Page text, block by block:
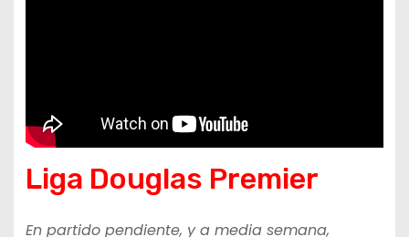
Liga Douglas Premier
En partido pendiente, y a media semana,